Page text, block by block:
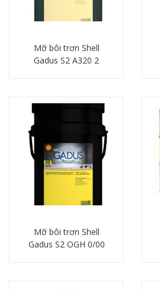
Mỡ bôi trơn Shell
Gadus S2 A320 2
Mỡ bôi trơn Shell
Gadus S2 OGH 0/00